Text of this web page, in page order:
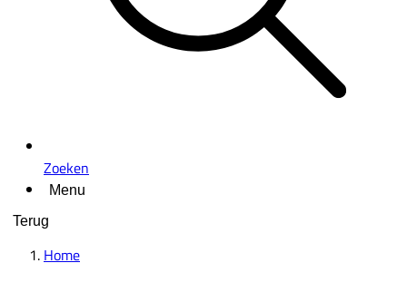
Zoeken
Menu
Terug
Home